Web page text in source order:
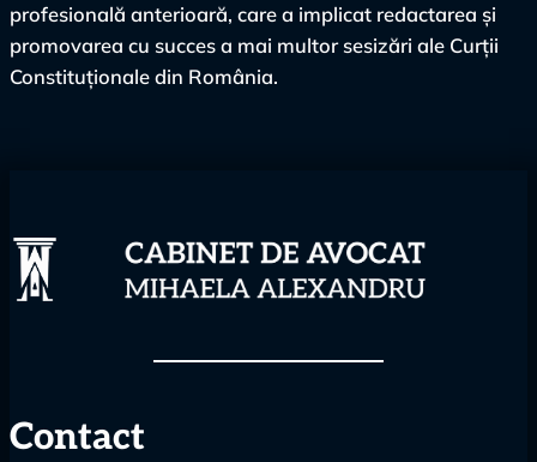
profesională anterioară, care a implicat redactarea și
promovarea cu succes a mai multor sesizări ale Curții
Constituționale din România.
Contact